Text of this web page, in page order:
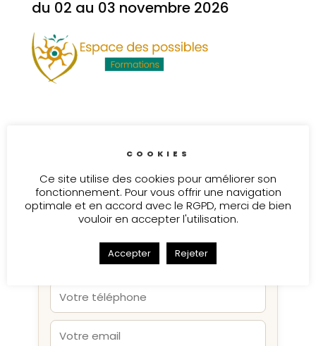
du 02 au 03 novembre 2026
Une question sur les trigger
points ?
Laissez vos coordonnées, je vous
recontacte rapidement pour échanger
avec vous.
COOKIES
Ce site utilise des cookies pour améliorer son
fonctionnement. Pour vous offrir une navigation
optimale et en accord avec le RGPD, merci de bien
vouloir en accepter l'utilisation.
Accepter Rejeter